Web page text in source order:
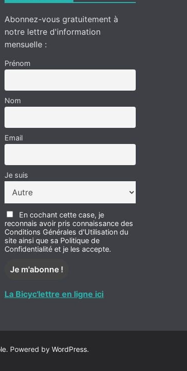
Abonnez-vous gratuitement à
notre lettre d'information
mensuelle :
Prénom
Nom
Email
Je suis
En cochant cette case, je
reconnais avoir pris connaissance des
Conditions Générales d'Utilisation du
site ainsi que sa Politique de
Confidentialité et je les accepte.
La Bicyc'lettre en ligne ici
. Powered by WordPress.